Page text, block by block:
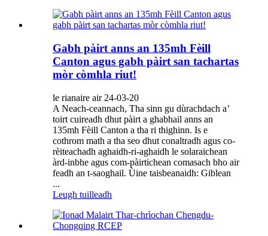
Gabh pàirt anns an 135mh Fèill
Canton agus gabh pàirt san tachartas
mòr còmhla riut!
le rianaire air 24-03-20
A Neach-ceannach, Tha sinn gu dùrachdach a’
toirt cuireadh dhut pàirt a ghabhail anns an
135mh Fèill Canton a tha ri thighinn. Is e
cothrom math a tha seo dhut conaltradh agus co-
rèiteachadh aghaidh-ri-aghaidh le solaraichean
àrd-inbhe agus com-pàirtichean comasach bho air
feadh an t-saoghail. Ùine taisbeanaidh: Giblean
...
Leugh tuilleadh